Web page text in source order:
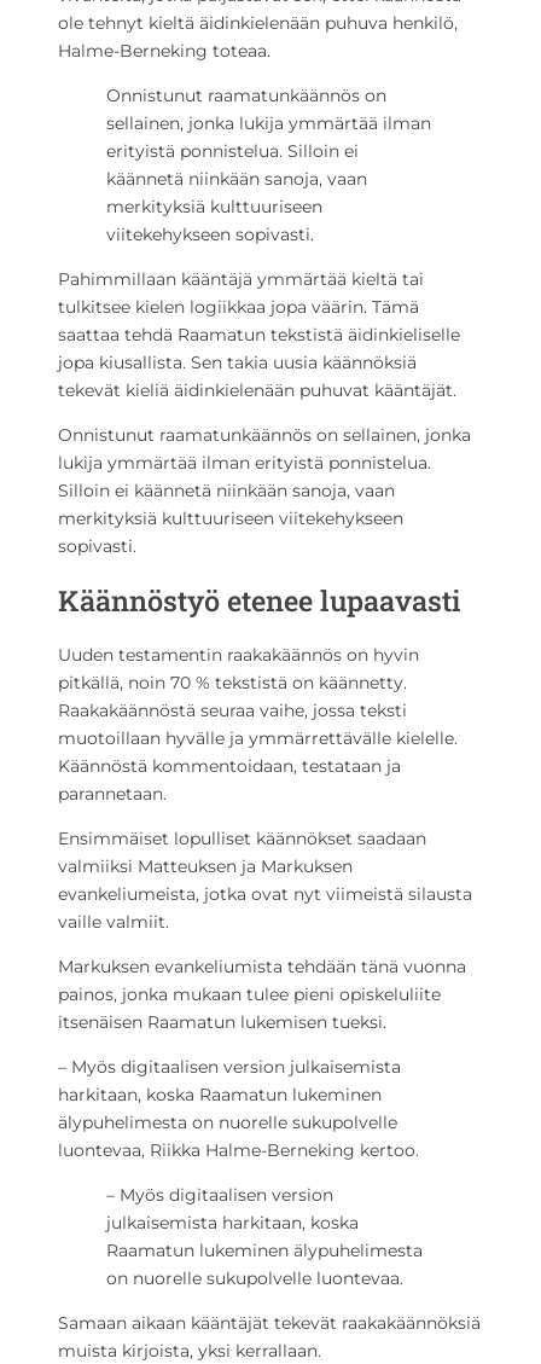
ole tehnyt kieltä äidinkielenään puhuva henkilö,
Halme-Berneking toteaa.
Onnistunut raamatunkäännös on
sellainen, jonka lukija ymmärtää ilman
erityistä ponnistelua. Silloin ei
käännetä niinkään sanoja, vaan
merkityksiä kulttuuriseen
viitekehykseen sopivasti.
Pahimmillaan kääntäjä ymmärtää kieltä tai
tulkitsee kielen logiikkaa jopa väärin. Tämä
saattaa tehdä Raamatun tekstistä äidinkieliselle
jopa kiusallista. Sen takia uusia käännöksiä
tekevät kieliä äidinkielenään puhuvat kääntäjät.
Onnistunut raamatunkäännös on sellainen, jonka
lukija ymmärtää ilman erityistä ponnistelua.
Silloin ei käännetä niinkään sanoja, vaan
merkityksiä kulttuuriseen viitekehykseen
sopivasti.
Käännöstyö etenee lupaavasti
Uuden testamentin raakakäännös on hyvin
pitkällä, noin 70 % tekstistä on käännetty.
Raakakäännöstä seuraa vaihe, jossa teksti
muotoillaan hyvälle ja ymmärrettävälle kielelle.
Käännöstä kommentoidaan, testataan ja
parannetaan.
Ensimmäiset lopulliset käännökset saadaan
valmiiksi Matteuksen ja Markuksen
evankeliumeista, jotka ovat nyt viimeistä silausta
vaille valmiit.
Markuksen evankeliumista tehdään tänä vuonna
painos, jonka mukaan tulee pieni opiskeluliite
itsenäisen Raamatun lukemisen tueksi.
– Myös digitaalisen version julkaisemista
harkitaan, koska Raamatun lukeminen
älypuhelimesta on nuorelle sukupolvelle
luontevaa, Riikka Halme-Berneking kertoo.
– Myös digitaalisen version
julkaisemista harkitaan, koska
Raamatun lukeminen älypuhelimesta
on nuorelle sukupolvelle luontevaa.
Samaan aikaan kääntäjät tekevät raakakäännöksiä
muista kirjoista, yksi kerrallaan.